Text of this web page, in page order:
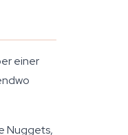
einer
Nuggets,